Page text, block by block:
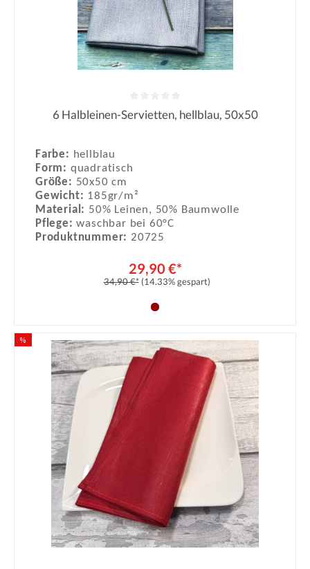
Durchschnittliche Bewertung von 0
6 Halbleinen-Servietten, hellblau, 50x50
Farbe: hellblau
Form: quadratisch
Größe: 50x50 cm
Gewicht: 185gr/m²
Material: 50% Leinen, 50% Baumwolle
Pflege:waschbar bei 60°C
Produktnummer: 20725
29,90 €*
34,90 €* (14.33% gespart)
%